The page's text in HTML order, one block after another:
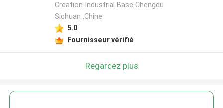
Creation Industrial Base Chengdu
Sichuan ,Chine
5.0
Fournisseur vérifié
Regardez plus